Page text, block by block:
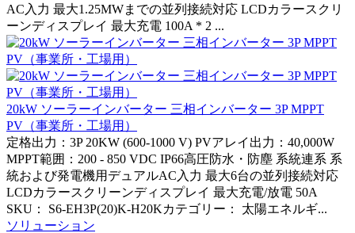
AC入力 最大1.25MWまでの並列接続対応 LCDカラースクリ
ーンディスプレイ 最大充電 100A * 2 ...
20kW ソーラーインバーター 三相インバーター 3P MPPT
PV（事業所・工場用）
定格出力：3P 20KW (600-1000 V) PVアレイ出力：40,000W
MPPT範囲：200 - 850 VDC IP66高圧防水・防塵 系統連系 系
統および発電機用デュアルAC入力 最大6台の並列接続対応
LCDカラースクリーンディスプレイ 最大充電/放電 50A
SKU： S6-EH3P(20)K-H20Kカテゴリー： 太陽エネルギ...
ソリューション